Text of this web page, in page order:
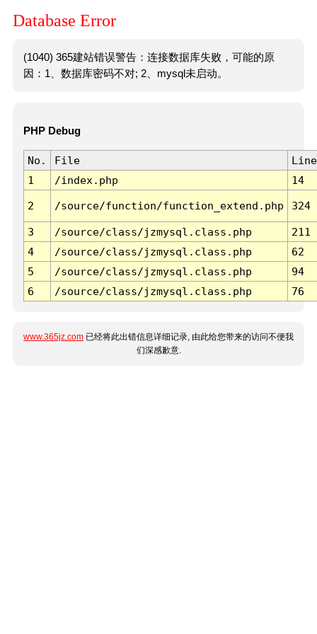
Database Error
(1040) 365建站错误警告：连接数据库失败，可能的原
因：1、数据库密码不对; 2、mysql未启动。
PHP Debug
No. File
Line
1
/index.php 14
2 /source/function/function_extend.php 324
3 /source/class/jzmysql.class.php
211
4
/source/class/jzmysql.class.php
62
5
/source/class/jzmysql.class.php
94
6
/source/class/jzmysql.class.php 76
www.365jz.com 已经将此出错信息详细记录, 由此给您带来的访问不便我
们深感歉意.